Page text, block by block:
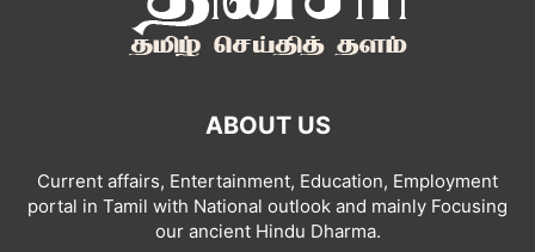
ABOUT US
Current affairs, Entertainment, Education, Employment
portal in Tamil with National outlook and mainly Focusing
our ancient Hindu Dharma.